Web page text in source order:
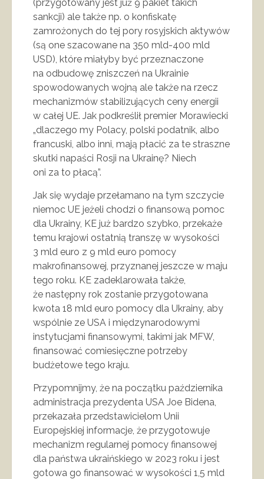
(przygotowany jest już 9 pakiet takich
sankcji) ale także np. o konfiskatę
zamrożonych do tej pory rosyjskich aktywów
(są one szacowane na 350 mld-400 mld
USD), które miałyby być przeznaczone
na odbudowę zniszczeń na Ukrainie
spowodowanych wojną ale także na rzecz
mechanizmów stabilizujących ceny energii
w całej UE. Jak podkreślił premier Morawiecki
„dlaczego my Polacy, polski podatnik, albo
francuski, albo inni, mają płacić za te straszne
skutki napaści Rosji na Ukrainę? Niech
oni za to płacą”.
Jak się wydaje przełamano na tym szczycie
niemoc UE jeżeli chodzi o finansową pomoc
dla Ukrainy, KE już bardzo szybko, przekaże
temu krajowi ostatnią transzę w wysokości
3 mld euro z 9 mld euro pomocy
makrofinansowej, przyznanej jeszcze w maju
tego roku. KE zadeklarowała także,
że następny rok zostanie przygotowana
kwota 18 mld euro pomocy dla Ukrainy, aby
wspólnie ze USA i międzynarodowymi
instytucjami finansowymi, takimi jak MFW,
finansować comiesięczne potrzeby
budżetowe tego kraju.
Przypomnijmy, że na początku października
administracja prezydenta USA Joe Bidena,
przekazała przedstawicielom Unii
Europejskiej informacje, że przygotowuje
mechanizm regularnej pomocy finansowej
dla państwa ukraińskiego w 2023 roku i jest
gotowa go finansować w wysokości 1,5 mld